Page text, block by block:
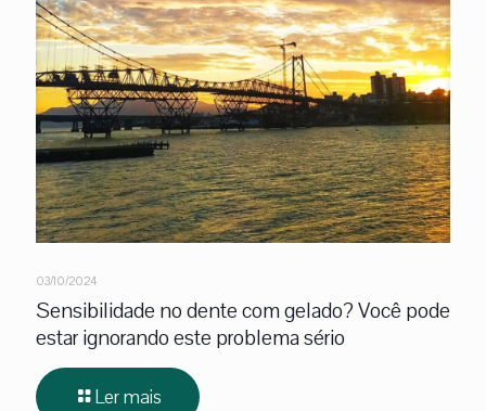
03/10/2024
Sensibilidade no dente com gelado? Você pode
estar ignorando este problema sério
Ler mais